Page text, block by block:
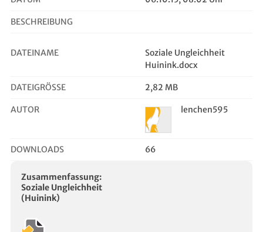
BESCHREIBUNG
DATEINAME
Soziale Ungleichheit
Huinink.docx
DATEIGRÖSSE 2,82 MB
AUTOR lenchen595
DOWNLOADS 66
Zusammenfassung:
Soziale Ungleichheit
(Huinink)